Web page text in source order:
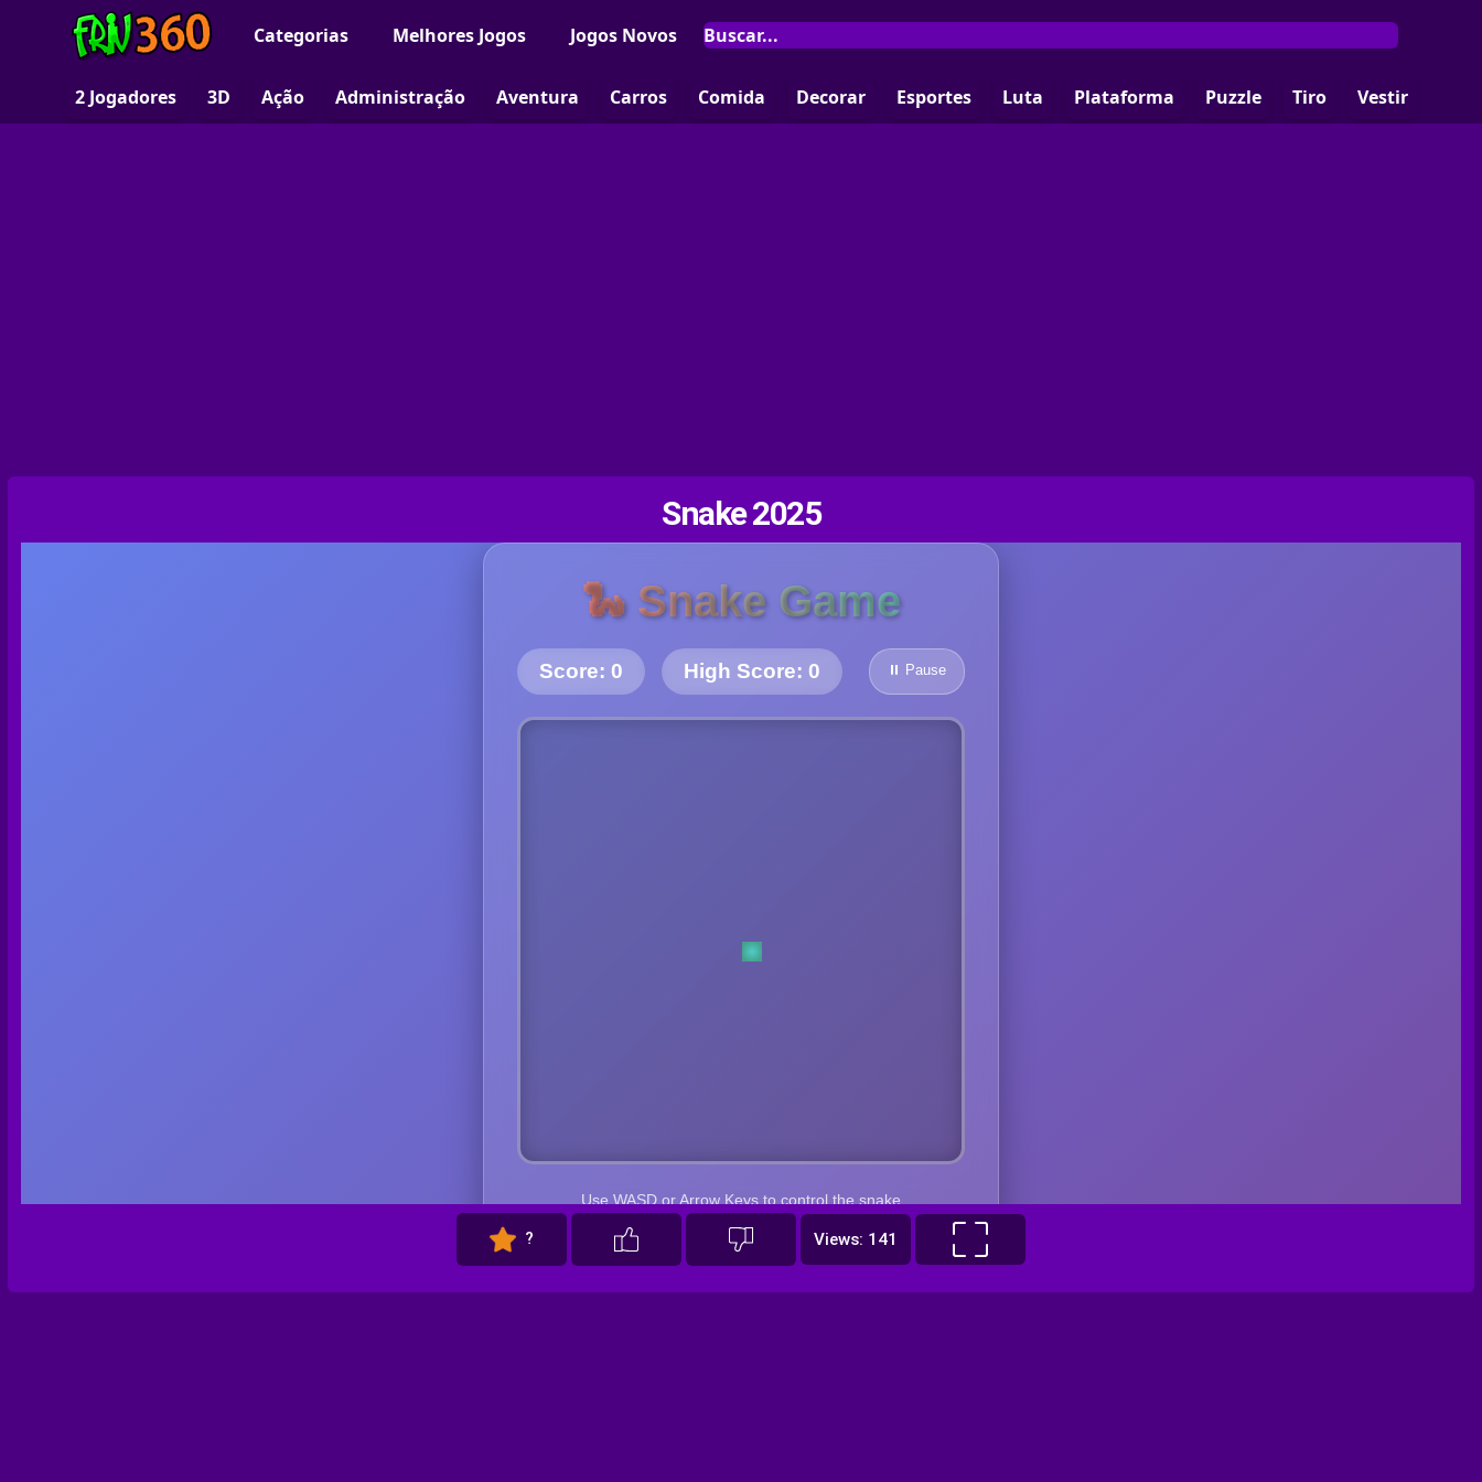
Categorias Melhores Jogos Jogos Novos
2 Jogadores 3D Ação Administração Aventura Carros Comida Decorar Esportes Luta Plataforma Puzzle Tiro Vestir
Snake 2025
? Views: 141